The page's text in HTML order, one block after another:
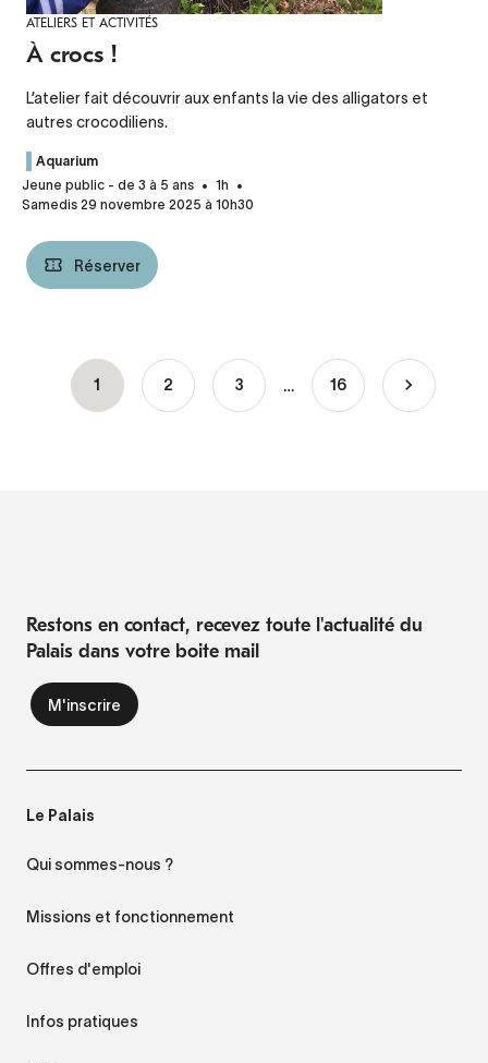
ATELIERS ET ACTIVITÉS
À crocs !
L’atelier fait découvrir aux enfants la vie des alligators et
autres crocodiliens.
Aquarium
Jeune public - de 3 à 5 ans
1h
Samedis 29 novembre 2025 à 10h30
Réserver
Pagination
Page
1 Page
2 Page
3 … 16
Restons en contact, recevez toute l'actualité du
Palais dans votre boite mail
Le Palais
Qui sommes-nous ?
Missions et fonctionnement
Offres d'emploi
Infos pratiques